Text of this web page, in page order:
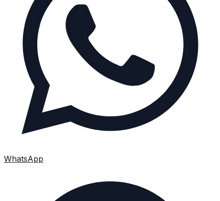
WhatsApp